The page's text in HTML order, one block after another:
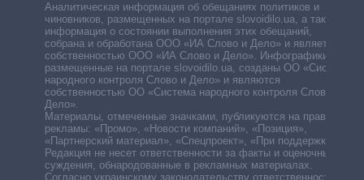
Аналитическая информация об обещаниях политиков и
чиновников, размещенных на портале slovoidilo.ua, а также
информация о состоянии выполнения этих обещаний,
собрана и обработана ООО «ИА Слово и Дело» и является
собственностью ООО «ИА Слово и Дело». Инфографики,
размещенные на портале slovoidilo.ua, созданы ОО «Система
народного контроля Слово и Дело» и являются
собственностью ОО «Система народного контроля Слово и
Дело».
Материалы, отмеченные значками, публикуются на правах
рекламы: «Промо», «Новости компаний», «Позиция»,
«Партнерский материал», «Спецпроект», «При поддержке».
Редакция не несет ответственности за факты и оценочные
суждения, обнародованные в рекламных материалах.
Согласно украинскому законодательству ответственность за